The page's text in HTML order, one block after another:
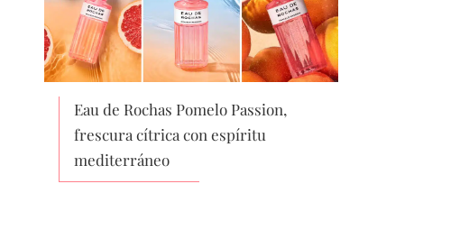
Eau de Rochas Pomelo Passion,
frescura cítrica con espíritu
mediterráneo